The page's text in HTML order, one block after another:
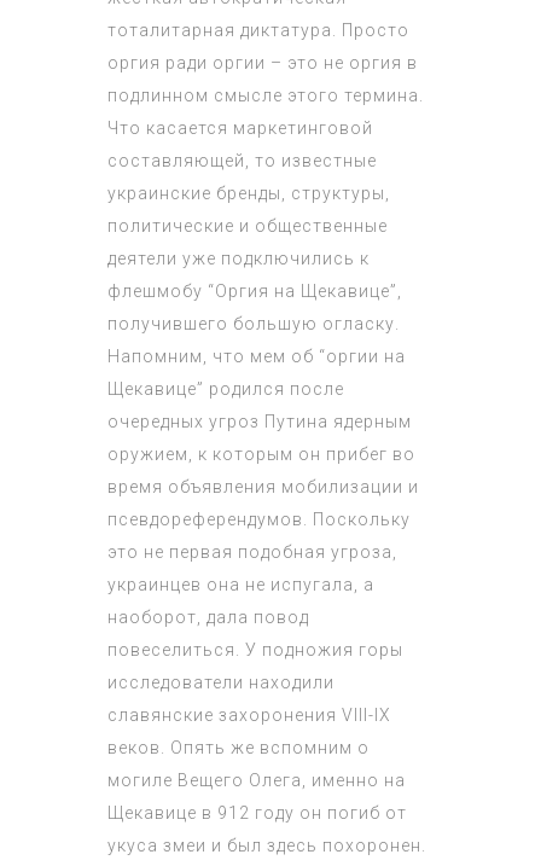
тоталитарная диктатура. Просто
оргия ради оргии – это не оргия в
подлинном смысле этого термина.
Что касается маркетинговой
составляющей, то известные
украинские бренды, структуры,
политические и общественные
деятели уже подключились к
флешмобу “Оргия на Щекавице”,
получившего большую огласку.
Напомним, что мем об “оргии на
Щекавице” родился после
очередных угроз Путина ядерным
оружием, к которым он прибег во
время объявления мобилизации и
псевдореферендумов. Поскольку
это не первая подобная угроза,
украинцев она не испугала, а
наоборот, дала повод
повеселиться. У подножия горы
исследователи находили
славянские захоронения VIII-IX
веков. Опять же вспомним о
могиле Вещего Олега, именно на
Щекавице в 912 году он погиб от
укуса змеи и был здесь похоронен.